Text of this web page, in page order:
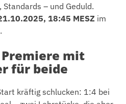
– und Geduld.
18:45 MESZ im
.
mit
für beide
kräftig schlucken: 1:4 bei